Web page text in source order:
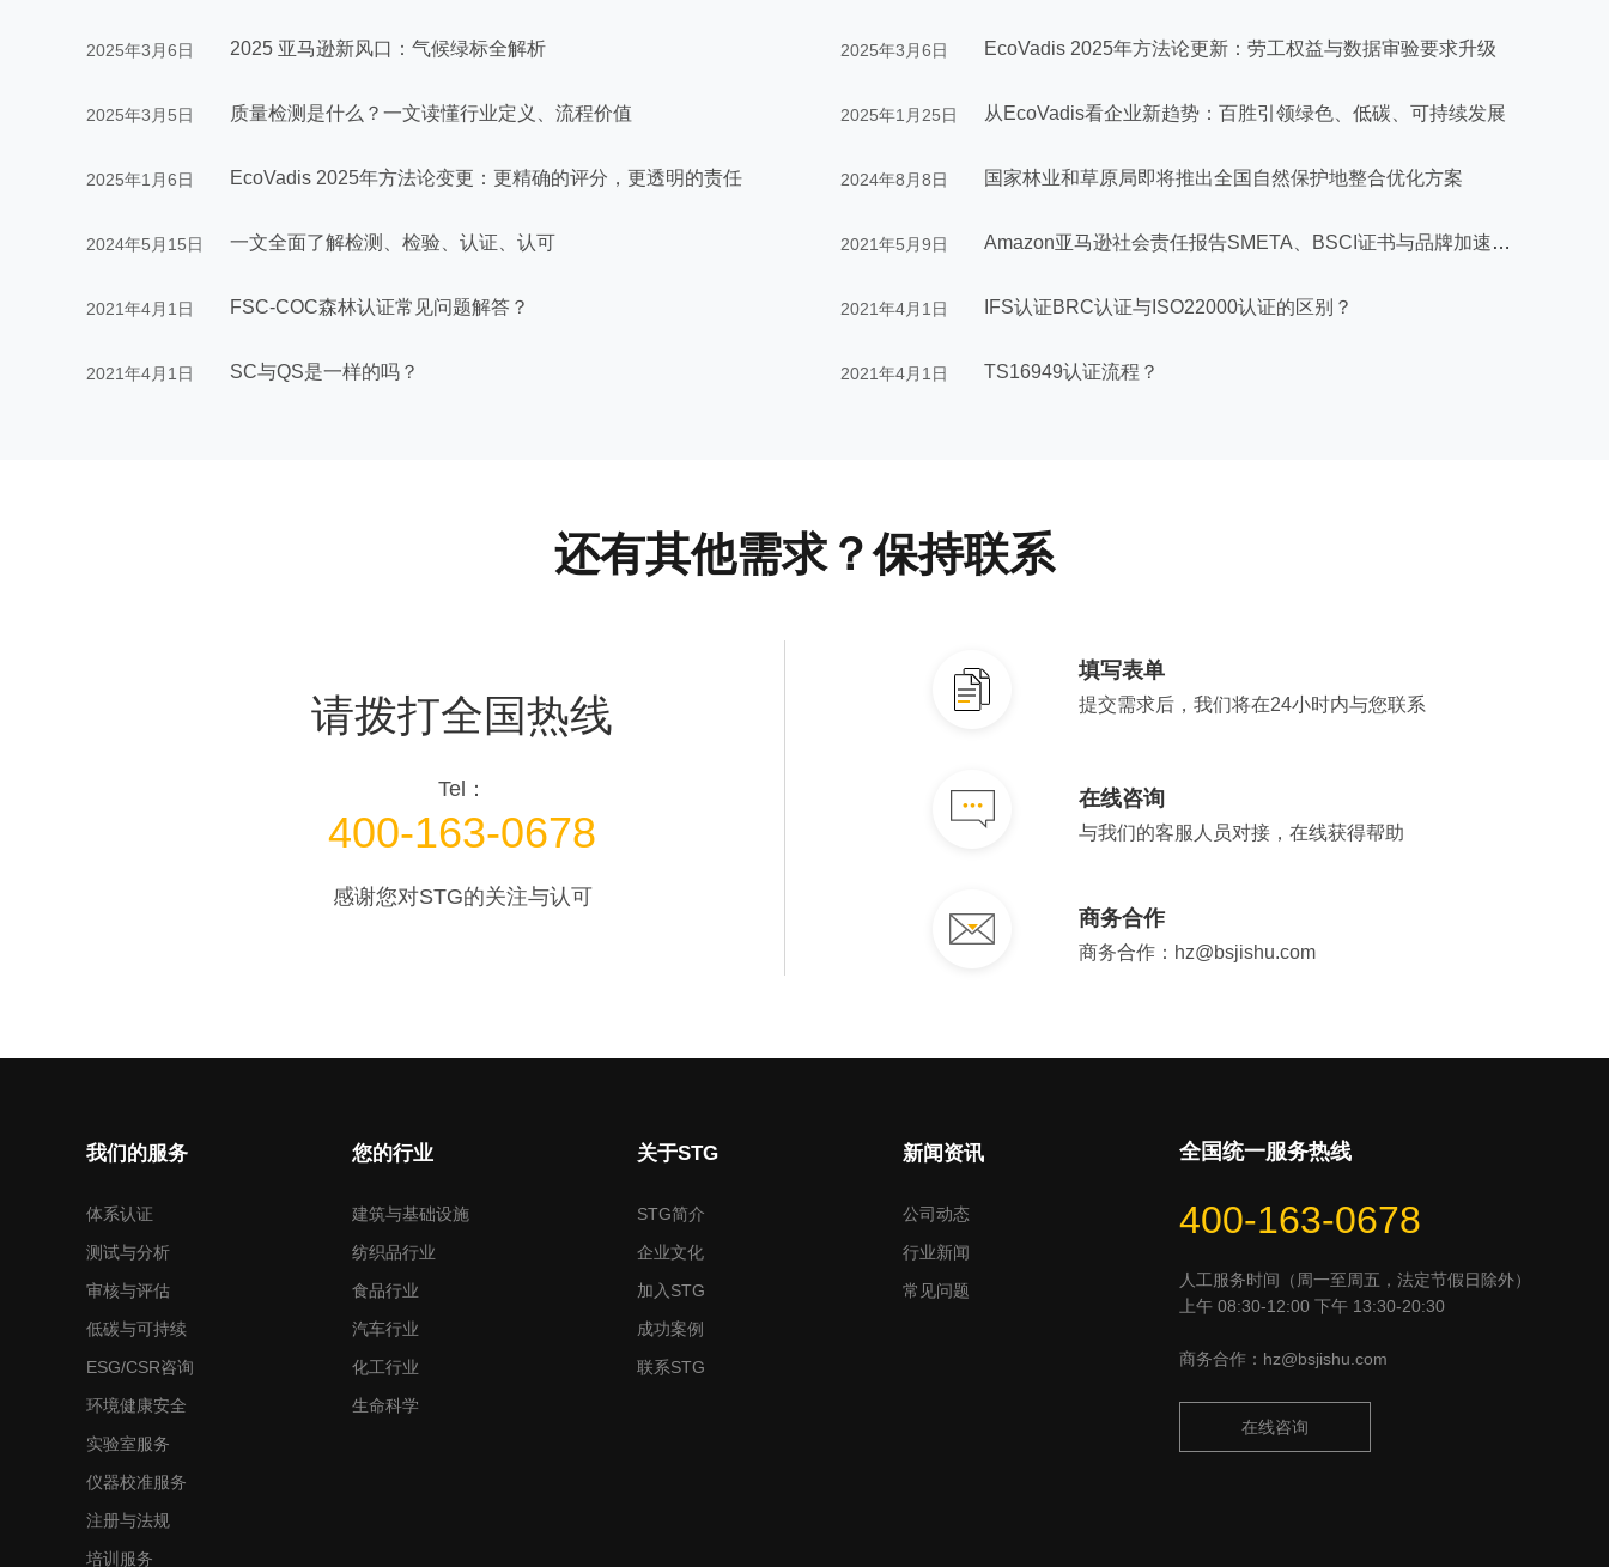
2025年3月6日 2025 亚马逊新风口：气候绿标全解析 2025年3月6日 EcoVadis 2025年方法论更新：劳工权益与数据审验要求升级
2025年3月5日 质量检测是什么？一文读懂行业定义、流程价值 2025年1月25日 从EcoVadis看企业新趋势：百胜引领绿色、低碳、可持续发展
2025年1月6日 EcoVadis 2025年方法论变更：更精确的评分，更透明的责任 2024年8月8日 国家林业和草原局即将推出全国自然保护地整合优化方案
2024年5月15日 一文全面了解检测、检验、认证、认可 2021年5月9日 Amazon亚马逊社会责任报告SMETA、BSCI证书与品牌加速跨境审核
2021年4月1日 FSC-COC森林认证常见问题解答？ 2021年4月1日 IFS认证BRC认证与ISO22000认证的区别？
2021年4月1日 SC与QS是一样的吗？ 2021年4月1日 TS16949认证流程？
还有其他需求？保持联系
请拨打全国热线
Tel：
400-163-0678
感谢您对STG的关注与认可
填写表单
提交需求后，我们将在24小时内与您联系
在线咨询
与我们的客服人员对接，在线获得帮助
商务合作
商务合作：hz@bsjishu.com
我们的服务
体系认证
测试与分析
审核与评估
低碳与可持续
ESG/CSR咨询
环境健康安全
实验室服务
仪器校准服务
注册与法规
培训服务
您的行业
建筑与基础设施
纺织品行业
食品行业
汽车行业
化工行业
生命科学
关于STG
STG简介
企业文化
加入STG
成功案例
联系STG
新闻资讯
公司动态
行业新闻
常见问题
全国统一服务热线
400-163-0678
人工服务时间（周一至周五，法定节假日除外）
上午 08:30-12:00 下午 13:30-20:30
商务合作：hz@bsjishu.com
在线咨询